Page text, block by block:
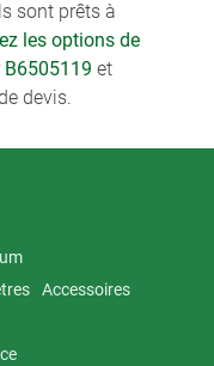
sont prêts à
les options de
et
devis.
Accessoires